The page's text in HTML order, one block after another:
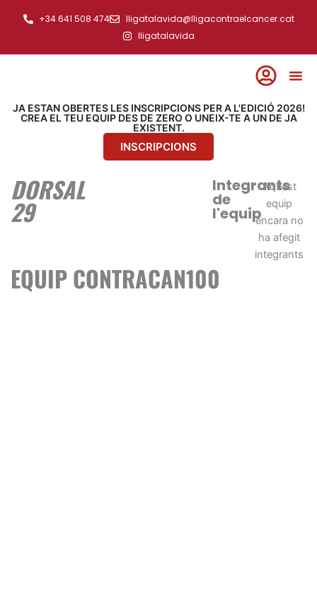
+34 641 508 474
lligatalavida@lligacontraelcancer.cat
lligatalavida
JA ESTAN OBERTES LES INSCRIPCIONS PER A L'EDICIÓ 2026!
CREA EL TEU EQUIP DES DE ZERO O UNEIX-TE A UN DE JA
EXISTENT.
INSCRIPCIONS
EQUIP CONTRACAN100
DORSAL
29
Integrants
de
l'equip
Aquest
equip
encara no
ha afegit
integrants